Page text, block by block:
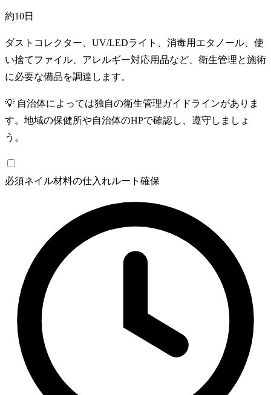
約10日
ダストコレクター、UV/LEDライト、消毒用エタノール、使
い捨てファイル、アレルギー対応用品など、衛生管理と施術
に必要な備品を調達します。
💡 自治体によっては独自の衛生管理ガイドラインがありま
す。地域の保健所や自治体のHPで確認し、遵守しましょ
う。
必須ネイル材料の仕入れルート確保